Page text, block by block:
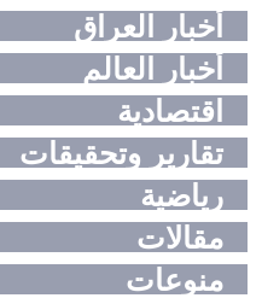
أخبار العراق
أخبار العالم
اقتصادية
تقارير وتحقيقات
رياضية
مقالات
منوعات